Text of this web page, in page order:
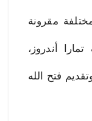
مقرونة
أندروز،
فتح الله